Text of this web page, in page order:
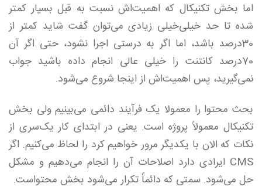
اما بخش تکنیکال که اهمیت‌اش نسبت به قبل بسیار کمتر
شده تا حد خیلی‌خیلی زیادی می‌توان گفت شاید کمتر از
30درصد باشد، اما اگر به درستی اجرا نشود، حتی اگر آن
70درصد کانتنت را خیلی عالی انجام داده باشید جواب
نمی‌گیرید، پس اهمیت‌اش از اینجا شروع می‌شود.
بحث محتوا را معمولا یک فرآیند دائمی می‌بینیم ولی بخش
تکنیکال معمولاً پروژه است. یعنی در ابتدای کار یک‌سری از
نکات که الان با یکدیگر مرور خواهیم کرد را لحاظ می‌کنیم. اگر
CMS ایرادی دارد اصلاحات آن را انجام می‌دهیم و مشکل
حل می‌شود. سمتی که دائماً تکرار می‌شود بخش محتواست.